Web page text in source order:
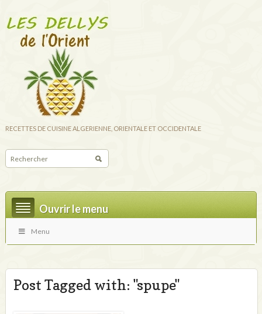
RECETTES DE CUISINE ALGERIENNE, ORIENTALE ET OCCIDENTALE
Ouvrir le menu
Menu
Post Tagged with: "spupe"